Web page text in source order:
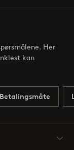
Her
kan
Betalingsmåte